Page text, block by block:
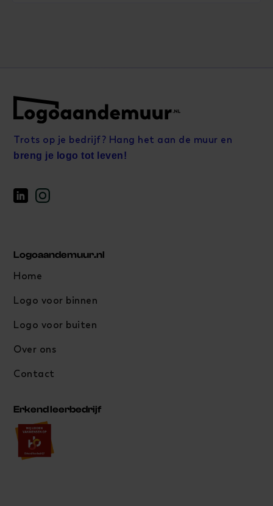
Trots op je bedrijf? Hang het aan de muur en
breng je logo tot leven!
Logoaandemuur.nl
Home
Logo voor binnen
Logo voor buiten
Over ons
Contact
Erkend leerbedrijf